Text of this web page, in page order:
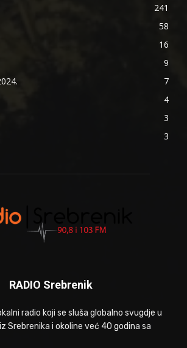
241
58
16
9
7
4
3
3
RADIO Srebrenik
radio koji se sluša globalno svugdje u
Srebrenika i okoline već 40 godina sa